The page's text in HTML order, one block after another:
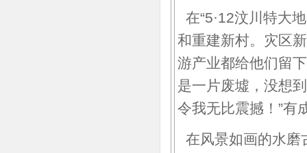
在“5·12汶川特大
和重建新村。灾区
游产业都给他们留
是一片废墟，没想
令我无比震撼！”有
在风景如画的水磨